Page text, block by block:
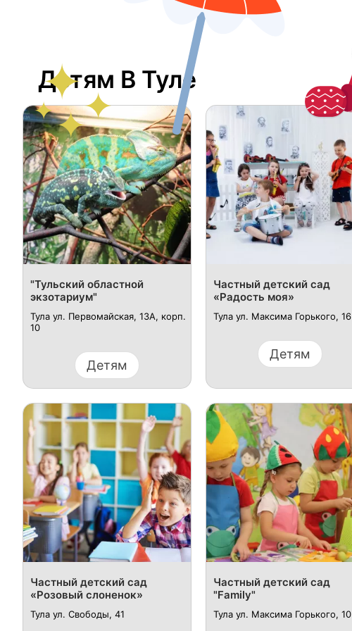
Детям В Туле
"Тульский областной
экзотариум"
Тула ул. Первомайская, 13А, корп.
10
Детям
Частный детский сад
«Радость моя»
Тула ул. Максима Горького, 16
Детям
Частный детский сад
«Розовый слоненок»
Тула ул. Свободы, 41
Частный детский сад
"Family"
Тула ул. Максима Горького, 10